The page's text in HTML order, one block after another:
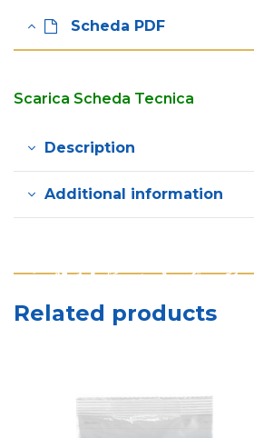
Scheda PDF
Scarica Scheda Tecnica
Description
Additional information
Related products